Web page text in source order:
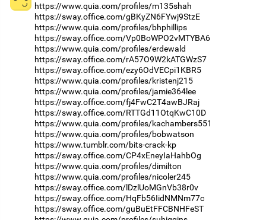
https://www.quia.com/profiles/m135shah
https://sway.office.com/gBKyZN6FYwj9StzE
https://www.quia.com/profiles/bhphillips
https://sway.office.com/Vp0BoWPO2vMTYBA6
https://www.quia.com/profiles/erdewald
https://sway.office.com/rA57O9W2kATGWzS7
https://sway.office.com/ezy6OdVECpi1KBR5
https://www.quia.com/profiles/kristenj215
https://www.quia.com/profiles/jamie364lee
https://sway.office.com/fj4FwC2T4awBJRaj
https://sway.office.com/RTTGd11OtqKwC10D
https://www.quia.com/profiles/kachambers551
https://www.quia.com/profiles/bobwatson
https://www.tumblr.com/bits-crack-kp
https://sway.office.com/CP4xEneyIaHahbOg
https://www.quia.com/profiles/dimilton
https://www.quia.com/profiles/nicoler245
https://sway.office.com/lDzlUoMGnVb38r0v
https://sway.office.com/HqFb56IidNMNm77c
https://sway.office.com/guBuEtFFCBNHFeST